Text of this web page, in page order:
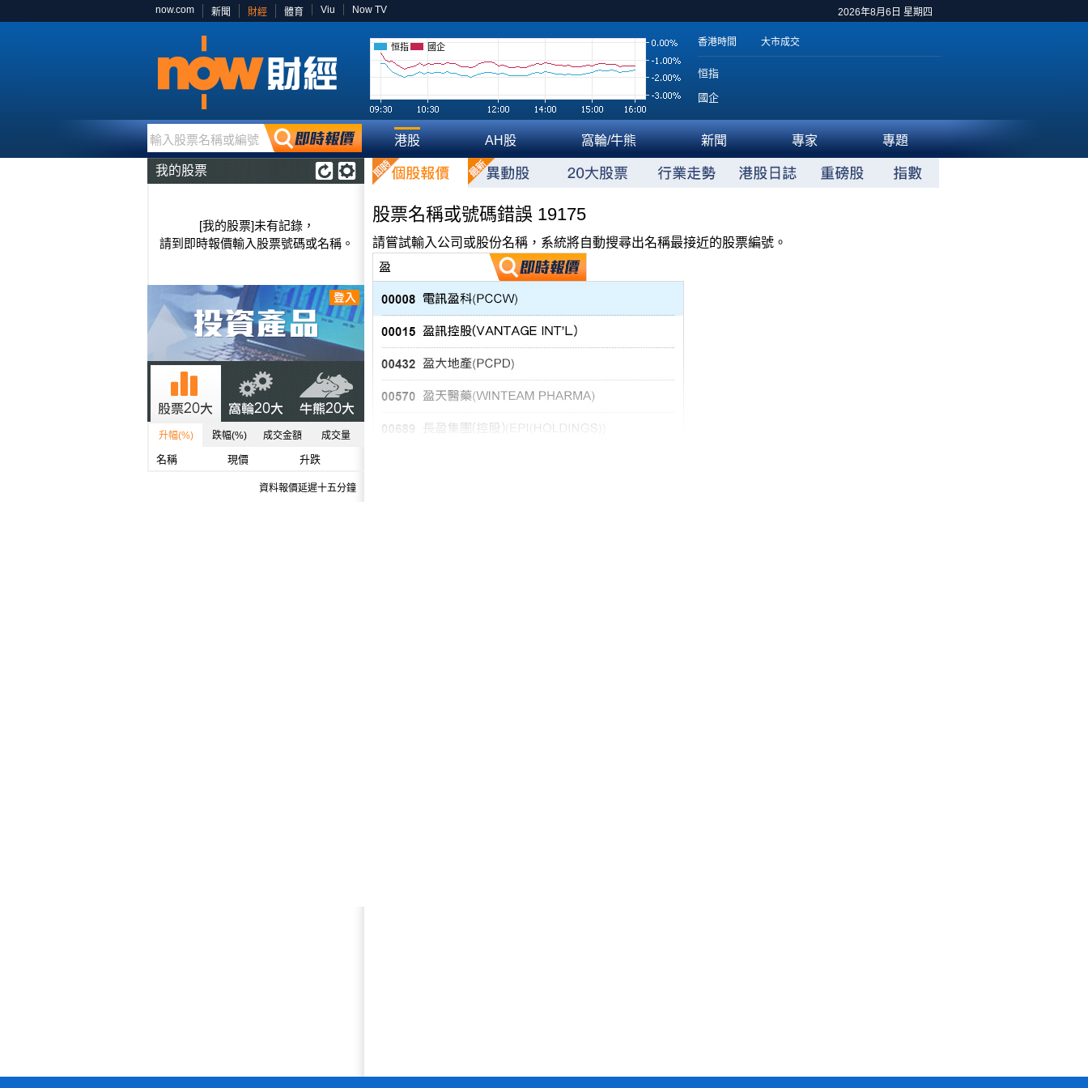
2026年8月6日 星期四
now.com 新聞 財經 體育 Viu Now TV
恒指 國企 香港時間 大市成交
恒指
國企
輸入股票名稱或編號 港股 AH股 窩輪/牛熊 新聞 專家 專題
我的股票
[我的股票]未有記錄，
請到即時報價輸入股票號碼或名稱。
升幅(%) 跌幅(%) 成交金額 成交量
名稱 現價 升跌
資料報價延遲十五分鐘
股票名稱或號碼錯誤 19175
請嘗試輸入公司或股份名稱，系統將自動搜尋出名稱最接近的股票編號。